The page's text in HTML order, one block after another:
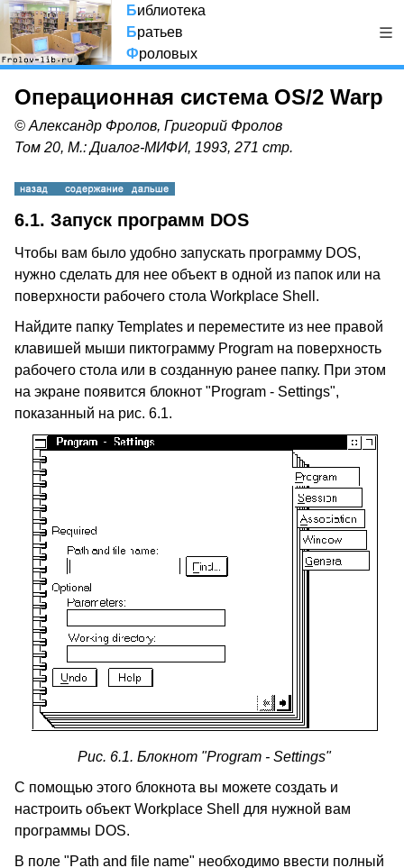
Библиотека
Братьев
Фроловых
Операционная система OS/2 Warp
© Александр Фролов, Григорий Фролов
Том 20, М.: Диалог-МИФИ, 1993, 271 стр.
6.1. Запуск программ DOS
Чтобы вам было удобно запускать программу DOS,
нужно сделать для нее объект в одной из папок или на
поверхности рабочего стола Workplace Shell.
Найдите папку Templates и переместите из нее правой
клавишей мыши пиктограмму Program на поверхность
рабочего стола или в созданную ранее папку. При этом
на экране появится блокнот "Program - Settings",
показанный на рис. 6.1.
Рис. 6.1. Блокнот "Program - Settings"
С помощью этого блокнота вы можете создать и
настроить объект Workplace Shell для нужной вам
программы DOS.
В поле "Path and file name" необходимо ввести полный